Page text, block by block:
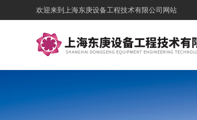
欢迎来到 上海东庚设备工程技术有限公司网站